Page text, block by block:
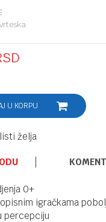
U KORPU
želja
0+
igračkama
percepciju